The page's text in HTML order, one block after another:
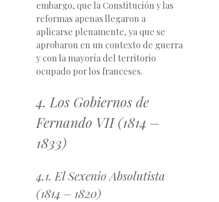
embargo, que la Constitución y las
reformas apenas llegaron a
aplicarse plenamente, ya que se
aprobaron en un contexto de guerra
y con la mayoría del territorio
ocupado por los franceses.
4. Los Gobiernos de
Fernando VII (1814 –
1833)
4.1. El Sexenio Absolutista
(1814 – 1820)